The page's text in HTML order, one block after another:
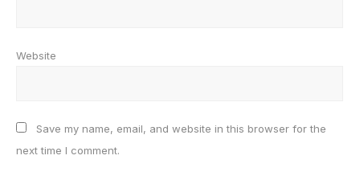
Website
Save my name, email, and website in this browser for the
next time I comment.